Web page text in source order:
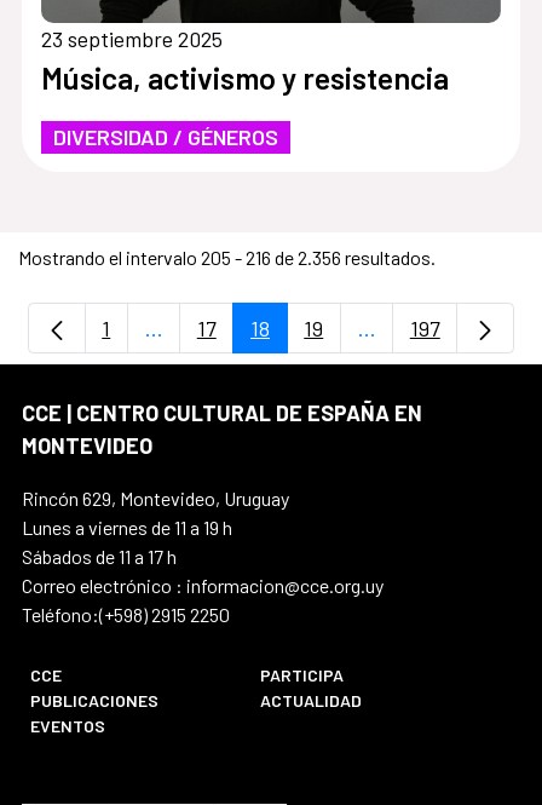
23 septiembre 2025
Música, activismo y resistencia
DIVERSIDAD / GÉNEROS
Mostrando el intervalo 205 - 216 de 2.356 resultados.
Página
1 ...Páginas intermedias Use TAB para
Página
17 Página
18 Página
19 ...PáginasPágina
197
CCE | CENTRO CULTURAL DE ESPAÑA EN
MONTEVIDEO
Rincón 629, Montevideo, Uruguay
Lunes a viernes de 11 a 19 h
Sábados de 11 a 17 h
Correo electrónico : informacion@cce.org.uy
Teléfono:(+598) 2915 2250
CCE
PARTICIPA
PUBLICACIONES
ACTUALIDAD
EVENTOS